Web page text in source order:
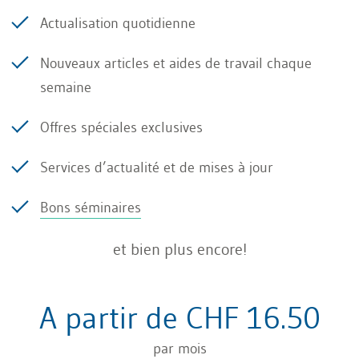
des pièces justificatives
Le traitement manuel des factures entrantes et
sortantes ainsi que des justificatifs
est chronophage et sujet aux erreurs. Des
combinée à l’apprentissage automatique)
permettent d’extraire automatiquement les
numérisés ou électroniques et de les intégrer
l’entreprise. Une IA reconnaît par exemple
automatiquement le nom du fournisseur, le
Actualisation quotidienne
Nouveaux articles et aides de travail chaque
semaine
Offres spéciales exclusives
Services d’actualité et de mises à jour
Bons séminaires
et bien plus encore!
A partir de CHF 16.50
par mois